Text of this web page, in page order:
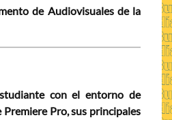
de Audiovisuales de la
con el entorno de
Pro, sus principales